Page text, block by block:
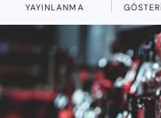
YAYINLANMA
GÜNDEM
EĞİTİM
KADIN
Tüm Manşetler
Son Dakika
Haber Arşivi